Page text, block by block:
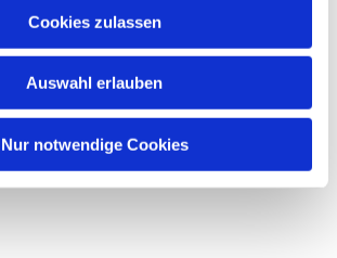
Cookies zulassen
Auswahl erlauben
Nur notwendige Cookies